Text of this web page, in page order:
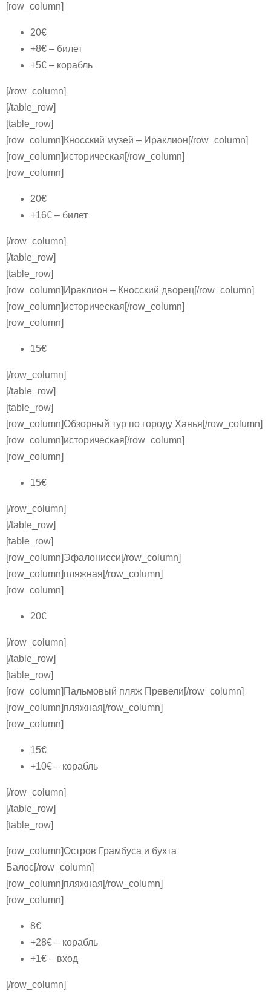
[row_column]
20€
+8€ – билет
+5€ – корабль
[/row_column]
[/table_row]
[table_row]
[row_column]Кносский музей – Ираклион[/row_column]
[row_column]историческая[/row_column]
[row_column]
20€
+16€ – билет
[/row_column]
[/table_row]
[table_row]
[row_column]Ираклион – Кносский дворец[/row_column]
[row_column]историческая[/row_column]
[row_column]
15€
[/row_column]
[/table_row]
[table_row]
[row_column]Обзорный тур по городу Ханья[/row_column]
[row_column]историческая[/row_column]
[row_column]
15€
[/row_column]
[/table_row]
[table_row]
[row_column]Эфалонисси[/row_column]
[row_column]пляжная[/row_column]
[row_column]
20€
[/row_column]
[/table_row]
[table_row]
[row_column]Пальмовый пляж Превели[/row_column]
[row_column]пляжная[/row_column]
[row_column]
15€
+10€ – корабль
[/row_column]
[/table_row]
[table_row]
[row_column]Остров Грамбуса и бухта
Балос[/row_column]
[row_column]пляжная[/row_column]
[row_column]
8€
+28€ – корабль
+1€ – вход
[/row_column]